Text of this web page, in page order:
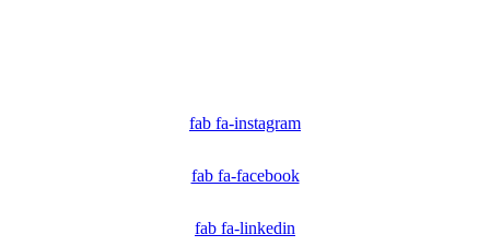
fab fa-instagram
fab fa-facebook
fab fa-linkedin